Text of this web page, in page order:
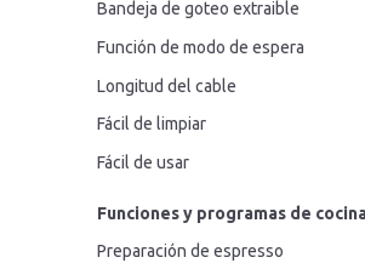
Bandeja de goteo extraible
Función de modo de espera
Longitud del cable
Fácil de limpiar
Fácil de usar
Funciones y programas de
Preparación de espresso